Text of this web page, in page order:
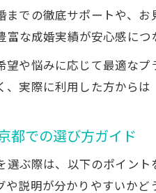
IBJオンライ
効率良く婚
サポート内容に
IBJオンライ
無料カウン
IBJオンライ
オンライン
での徹底サポートや、
な成婚実績が安心感につ
や悩みに応じて最適な
実際に利用した方から
都での選び方ガイド
選ぶ際は、以下のポイン
説明が分かりやすいかど